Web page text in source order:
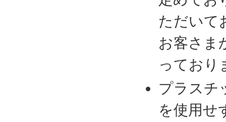
ただいて
お客さま
っており
プラスチ
を使用せ